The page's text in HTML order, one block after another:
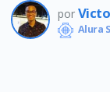
por
Alura